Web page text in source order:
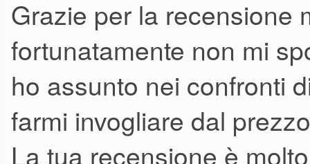
In definitiva, non è nulla di
suona bene.
E non suona bene "per il
VCO con queste
Take 5, senza imbarcarmi in
Devo dire che, in quello che
e sonicamente lo sento
blasonati.
Calcisticamente, lo
Grazie per la recensione
fortunatamente non mi
ho assunto nei confronti
farmi invogliare dal
La tua recensione è